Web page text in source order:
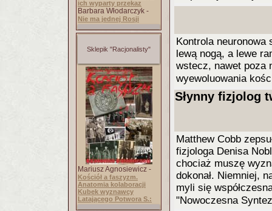
ich wyparty przekaz
Barbara Włodarczyk -
Nie ma jednej Rosji
Sklepik "Racjonalisty"
Mariusz Agnosiewicz -
Kościół a faszyzm.
Anatomia kolaboracji
Kubek wyznawcy
Latającego Potwora S.:
Kontrola
lewą nogą, a lewe
wstecz, nawet poza
wyewoluowania
Słynny fizjolog
Matthew Cobb
fizjologa Denisa
chociaż muszę
dokonał. Niemniej,
myli się
"Nowoczesna